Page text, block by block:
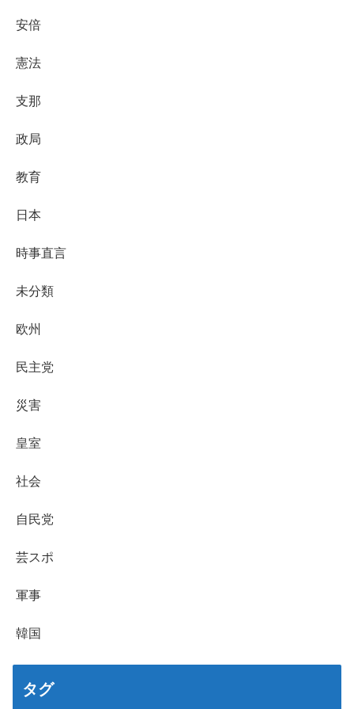
安倍
憲法
支那
政局
教育
日本
時事直言
未分類
欧州
民主党
災害
皇室
社会
自民党
芸スポ
軍事
韓国
タグ